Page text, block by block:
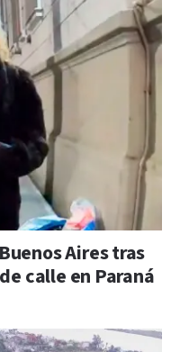
Aires tras
calle en Paraná